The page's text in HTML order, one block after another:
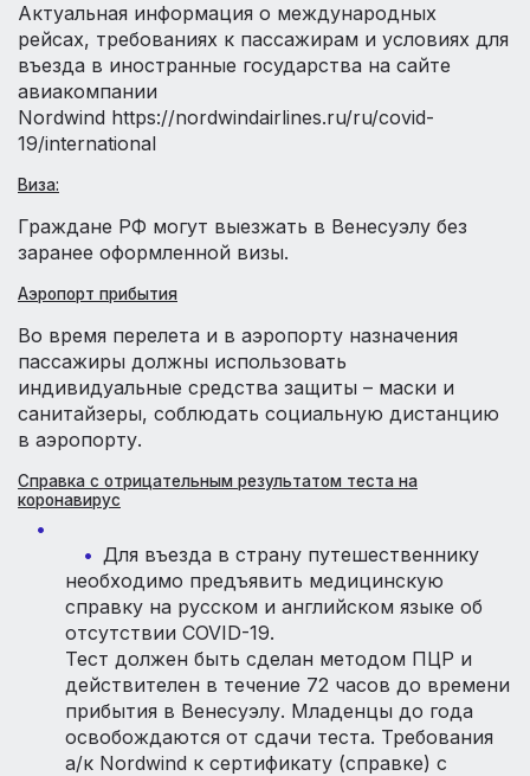
Актуальная информация о международных
рейсах, требованиях к пассажирам и условиях для
въезда в иностранные государства на сайте
авиакомпании
Nordwind https://nordwindairlines.ru/ru/covid-
19/international
Виза:
Граждане РФ могут выезжать в Венесуэлу без
заранее оформленной визы.
Аэропорт прибытия
Во время перелета и в аэропорту назначения
пассажиры должны использовать
индивидуальные средства защиты – маски и
санитайзеры, соблюдать социальную дистанцию
в аэропорту.
Справка с отрицательным результатом теста на
коронавирус
Для въезда в страну путешественнику
необходимо предъявить медицинскую
справку на русском и английском языке об
отсутствии COVID-19.
Тест должен быть сделан методом ПЦР и
действителен в течение 72 часов до времени
прибытия в Венесуэлу. Младенцы до года
освобождаются от сдачи теста. Требования
а/к Nordwind к сертификату (справке) с